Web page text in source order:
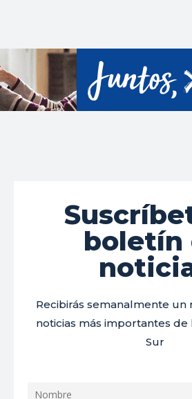
boletín
Recibirás semanalmente un
noticias más importantes de
Sur